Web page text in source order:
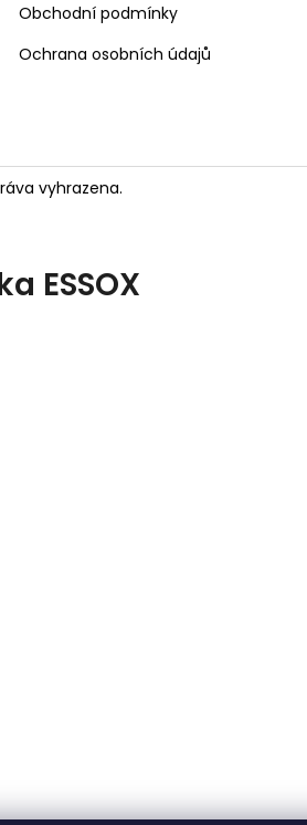
Obchodní podmínky
Ochrana osobních údajů
vyhrazena.
ESSOX